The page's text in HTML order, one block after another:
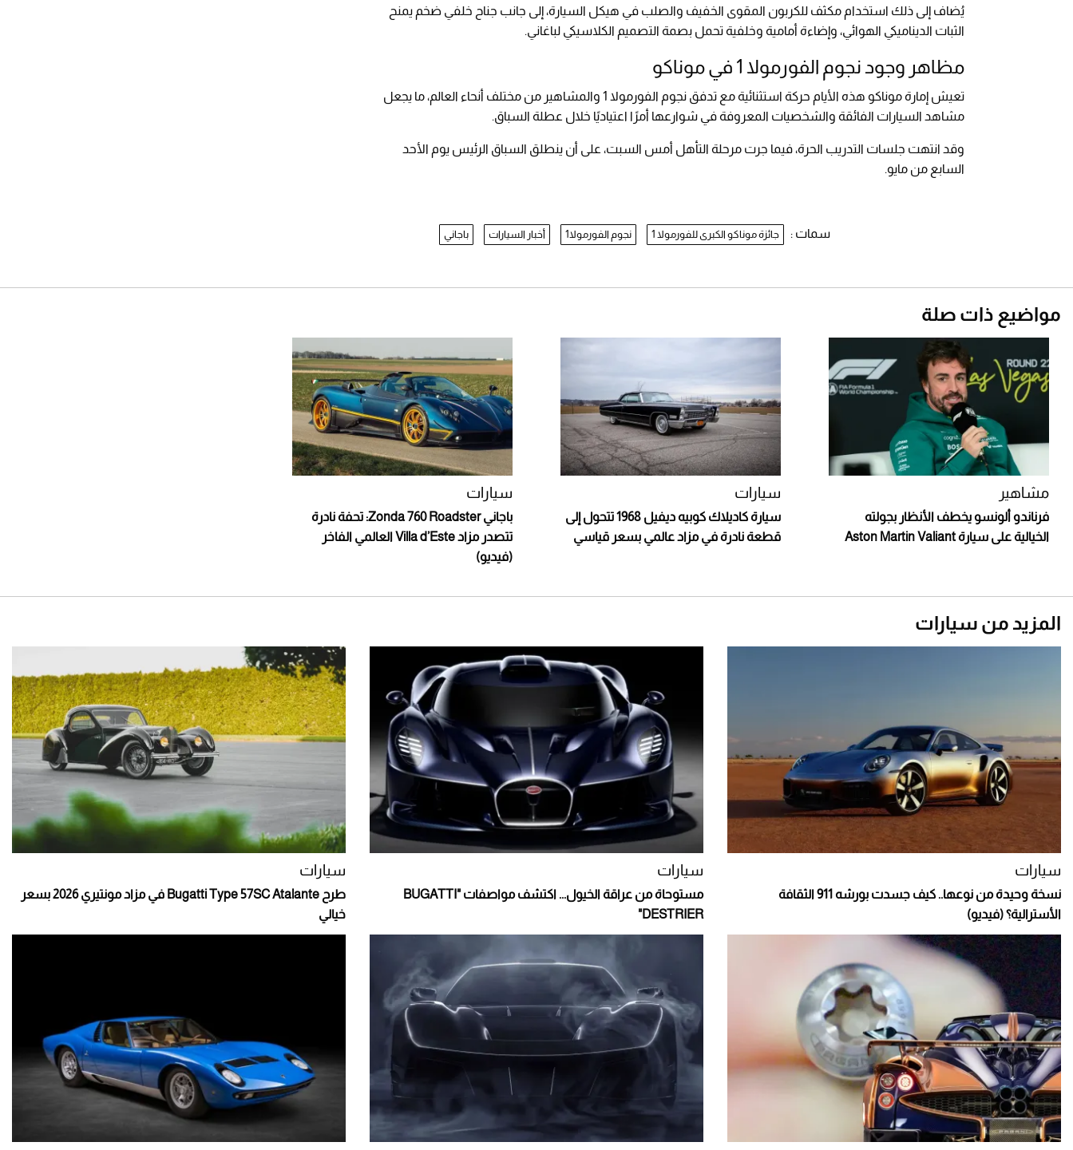
يُضاف إلى ذلك استخدام مكثف للكربون المقوى الخفيف والصلب في هيكل السيارة، إلى جانب جناح خلفي ضخم يمنح
الثبات الديناميكي الهوائي، وإضاءة أمامية وخلفية تحمل بصمة التصميم الكلاسيكي لباغاني.
مظاهر وجود نجوم الفورمولا 1 في موناكو
تعيش إمارة موناكو هذه الأيام حركة استثنائية مع تدفق نجوم الفورمولا 1 والمشاهير من مختلف أنحاء العالم، ما يجعل
مشاهد السيارات الفائقة والشخصيات المعروفة في شوارعها أمرًا اعتياديًا خلال عطلة السباق.
وقد انتهت جلسات التدريب الحرة، فيما جرت مرحلة التأهل أمس السبت، على أن ينطلق السباق الرئيس يوم الأحد
السابع من مايو.
سمات : جائزة موناكو الكبرى للفورمولا 1 نجوم الفورمولا1 أخبار السيارات باجاني
مواضيع ذات صلة
مشاهير
فرناندو ألونسو يخطف الأنظار بجولته
الخيالية على سيارة Aston Martin Valiant
سيارات
سيارة كاديلاك كوبيه ديفيل 1968 تتحول إلى
قطعة نادرة في مزاد عالمي بسعر قياسي
سيارات
باجاني Zonda 760 Roadster: تحفة نادرة
تتصدر مزاد Villa d’Este العالمي الفاخر
(فيديو)
المزيد من سيارات
سيارات
نسخة وحيدة من نوعها.. كيف جسدت بورشه 911 الثقافة
الأسترالية؟ (فيديو)
سيارات
مستوحاة من عراقة الخيول... اكتشف مواصفات "BUGATTI
DESTRIER"
سيارات
طرح Bugatti Type 57SC Atalante في مزاد مونتيري 2026 بسعر
خيالي